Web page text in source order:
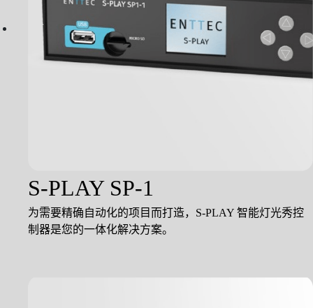
S-PLAY SP-1
为需要精确自动化的项目而打造，S-PLAY 智能灯光秀控
制器是您的一体化解决方案。